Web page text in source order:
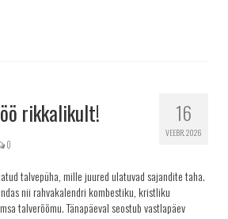
16
VEEBR. 2026
rikkalikult!
0
talvepüha, mille juured ulatuvad sajandite taha.
nii rahvakalendri kombestiku, kristliku
talverõõmu. Tänapäeval seostub vastlapäev